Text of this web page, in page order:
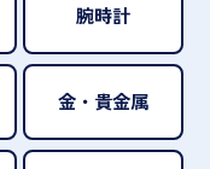
腕時計
金・貴金属